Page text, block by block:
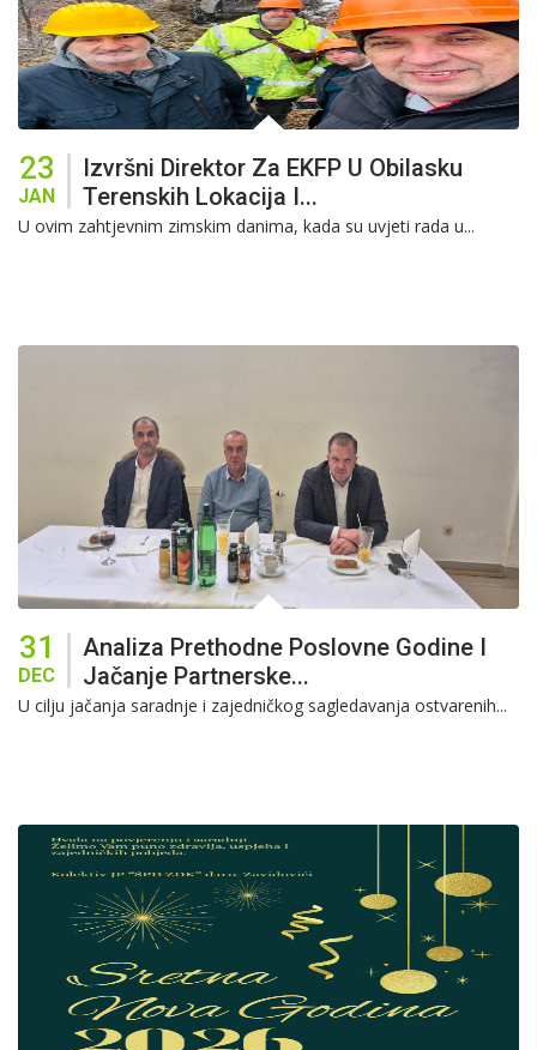
23
JAN
Izvršni Direktor Za EKFP U Obilasku
Terenskih Lokacija I...
U ovim zahtjevnim zimskim danima, kada su uvjeti rada u...
31
DEC
Analiza Prethodne Poslovne Godine I
Jačanje Partnerske...
U cilju jačanja saradnje i zajedničkog sagledavanja ostvarenih...